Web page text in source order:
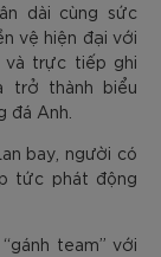
dài cùng sức
vệ hiện đại với
và trực tiếp ghi
trở thành biểu
đá Anh.
bay, người có
tức phát động
team” với